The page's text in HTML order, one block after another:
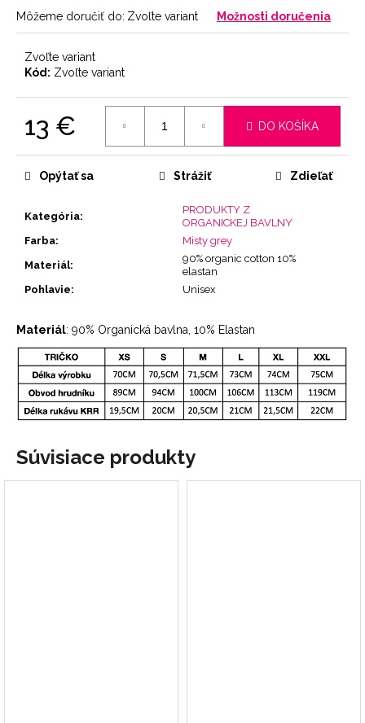
Môžeme doručiť do: Zvoľte variant Možnosti doručenia
Zvoľte variant
Kód: Zvoľte variant
13 € DO KOŠÍKA
Kategória:
PRODUKTY Z
ORGANICKEJ BAVLNY
Farba:
Misty grey
Materiál:
90% organic cotton 10%
elastan
Pohlavie: Unisex
Opýtať sa Strážiť Zdieľať
Materiál: 90% Organická bavlna, 10% Elastan
Súvisiace produkty